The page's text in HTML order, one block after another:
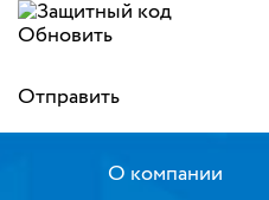
Обновить
Отправить
О компании